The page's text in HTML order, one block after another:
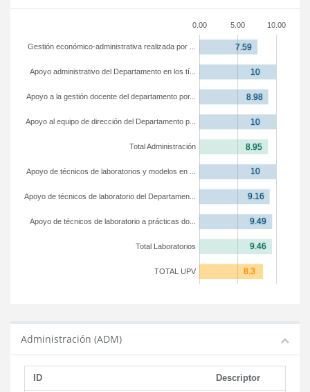
0.00 5.00 10.00
TOTAL UPV
Total Laboratorios
Apoyo de técnicos de laboratorio a prácticas do...
Apoyo de técnicos de laboratorio del Departamen...
Apoyo de técnicos de laboratorios y modelos en ...
Total Administración
Apoyo al equipo de dirección del Departamento p...
Apoyo a la gestión docente del departamento por...
Apoyo administrativo del Departamento en los tí...
Gestión económico-administrativa realizada por ...
Administración (ADM)
ID Descriptor